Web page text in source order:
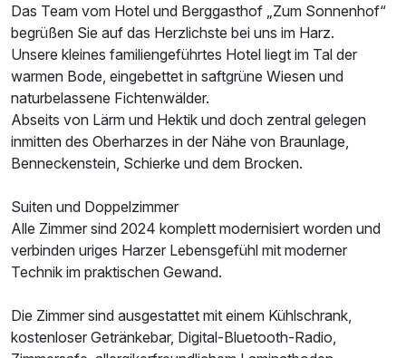
Zusatznächte
Das Team vom Hotel und Berggasthof „Zum Sonnenhof“
begrüßen Sie auf das Herzlichste bei uns im Harz.
Unsere kleines familiengeführtes Hotel liegt im Tal der
warmen Bode, eingebettet in saftgrüne Wiesen und
naturbelassene Fichtenwälder.
Abseits von Lärm und Hektik und doch zentral gelegen
inmitten des Oberharzes in der Nähe von Braunlage,
Benneckenstein, Schierke und dem Brocken.
Suiten und Doppelzimmer
Alle Zimmer sind 2024 komplett modernisiert worden und
verbinden uriges Harzer Lebensgefühl mit moderner
Technik im praktischen Gewand.
Die Zimmer sind ausgestattet mit einem Kühlschrank,
kostenloser Getränkebar, Digital-Bluetooth-Radio,